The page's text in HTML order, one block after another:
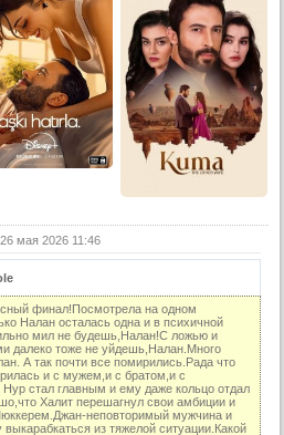
26 мая 2026 11:46
финал!Посмотрела на одном
Налан осталась одна и в психичной
мил не будешь,Налан!С ложью и
далеко тоже не уйдешь,Налан.Много
А так почти все помирились.Рада что
и с мужем,и с братом,и с
стал главным и ему даже кольцо отдал
Халит перешагнул свои амбиции и
неповторимый мужчина и
выкарабкаться из тяжелой ситуации.Какой